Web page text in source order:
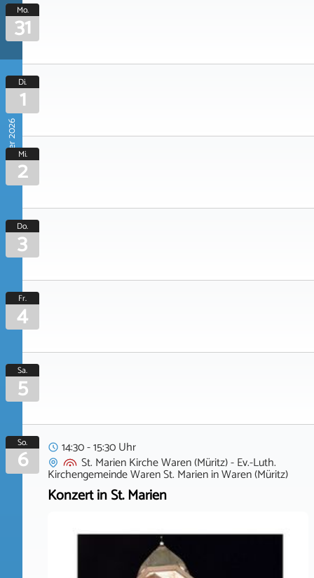
Mo.
31
September 2026
Di.
1
Mi.
2
Do.
3
Fr.
4
Sa.
5
So.
6
14:30 - 15:30 Uhr
St. Marien Kirche Waren (Müritz) - Ev.-Luth.
Kirchengemeinde Waren St. MarieninWaren (Müritz)
Konzert in St. Marien